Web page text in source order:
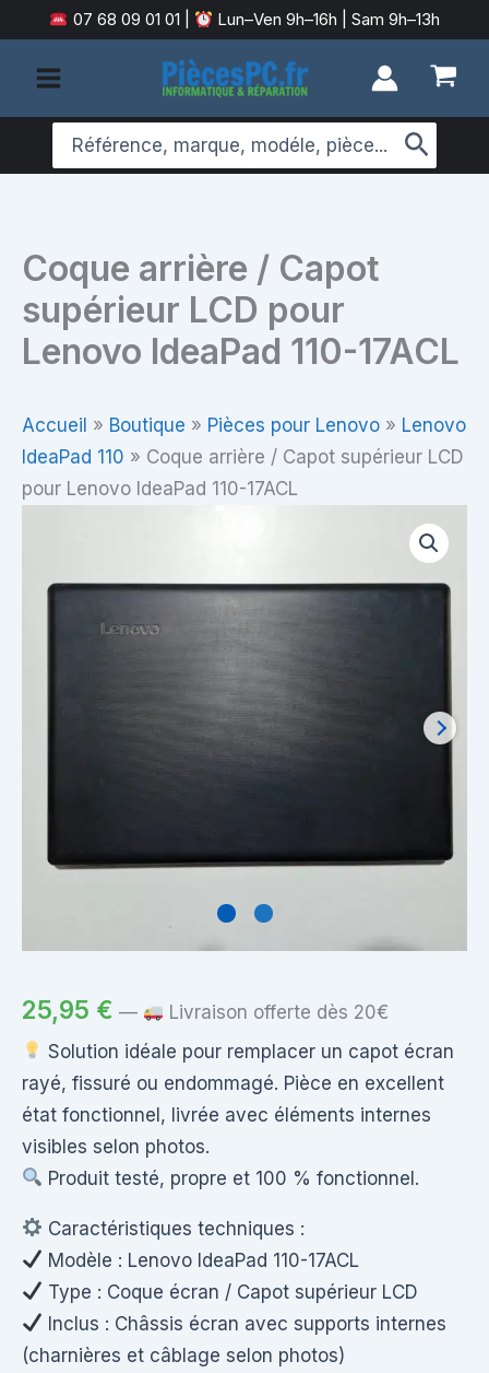
au
contenu
07 68 09 01 01 Lun–Ven 9h–16h | Sam 9h–13h
Search
for:
Coque arrière / Capot
supérieur LCD pour
Lenovo IdeaPad 110-17ACL
Accueil » Boutique » Pièces pour Lenovo » Lenovo
IdeaPad 110 » Coque arrière / Capot supérieur LCD
pour Lenovo IdeaPad 110-17ACL
25,95 € —
Livraison offerte dès 20€
Solution idéale pour remplacer un capot écran
rayé, fissuré ou endommagé. Pièce en excellent
état fonctionnel, livrée avec éléments internes
visibles selon photos.
Produit testé, propre et 100 % fonctionnel.
Caractéristiques techniques :
Modèle : Lenovo IdeaPad 110-17ACL
Type : Coque écran / Capot supérieur LCD
Inclus : Châssis écran avec supports internes
(charnières et câblage selon photos)